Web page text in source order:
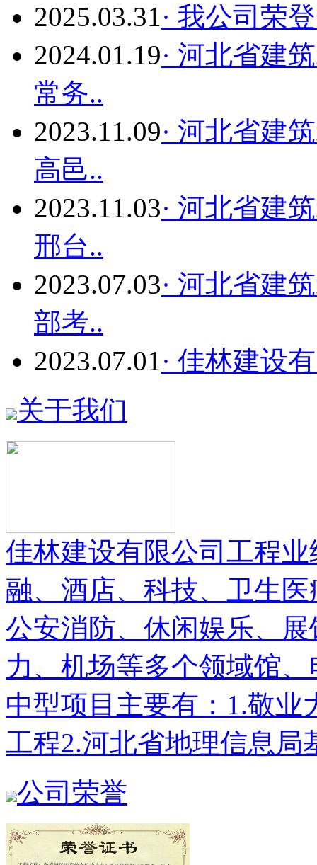
2025.03.31 · 我公司荣
2024.01.19· 河北省建
常务..
2023.11.09· 河北省建
高邑..
2023.11.03· 河北省建
邢台..
2023.07.03· 河北省建
部考..
2023.07.01 · 佳林建设
关于我们
佳林建设有限公司工程
融、酒店、科技、卫生
公安消防、休闲娱乐、
力、机场等多个领域馆
中型项目主要有：1.敬
工程2.河北省地理信息局
公司荣誉